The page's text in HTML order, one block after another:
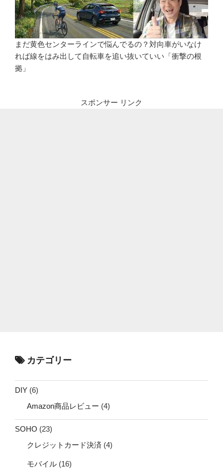
まだ黄色センターラインで悩んでるの？対向車がいなけ
れば線をはみ出して自転車を追い抜いていい「衝撃の根
拠」
スポンサー リンク
カテゴリー
DIY (6)
Amazon商品レビュー (4)
SOHO (23)
クレジットカード決済 (4)
モバイル (16)